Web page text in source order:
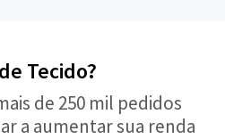
Tecido?
de 250 mil pedidos
a aumentar sua renda